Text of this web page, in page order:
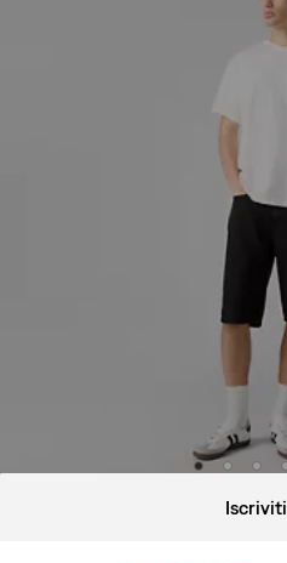
Altezza modello 188 cm/6'2",